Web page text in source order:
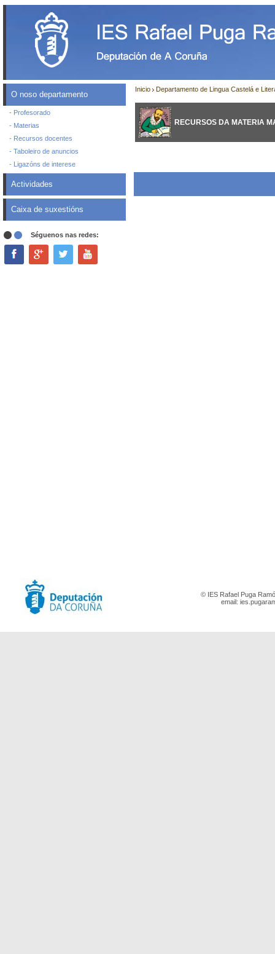
O noso departamento
- Profesorado
- Materias
- Recursos docentes
- Taboleiro de anuncios
- Ligazóns de interese
Actividades
Caixa de suxestións
Séguenos nas redes:
Inicio Departamento de Lingua Castelá e
RECURSOS DA MATERIA
© IES Rafael Puga
email: